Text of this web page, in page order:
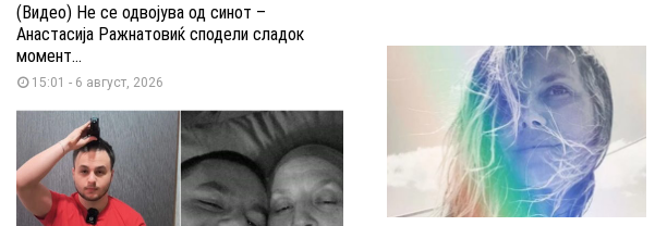
(Видео) Не се одвојува од синот –
Анастасија Ражнатовиќ сподели сладок
момент...
15:01 - 6 август, 2026